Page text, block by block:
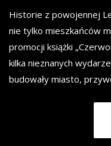
Historie z powojennej
nie tylko mieszkańców
promocji książki
kilka nieznanych
budowały miasto,